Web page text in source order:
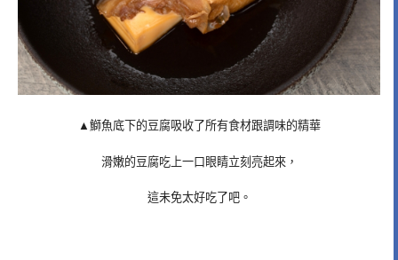
▲鰤魚底下的豆腐吸收了所有食材跟調味的精華
滑嫩的豆腐吃上一口眼睛立刻亮起來，
這未免太好吃了吧。